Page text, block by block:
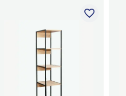
favorite_border